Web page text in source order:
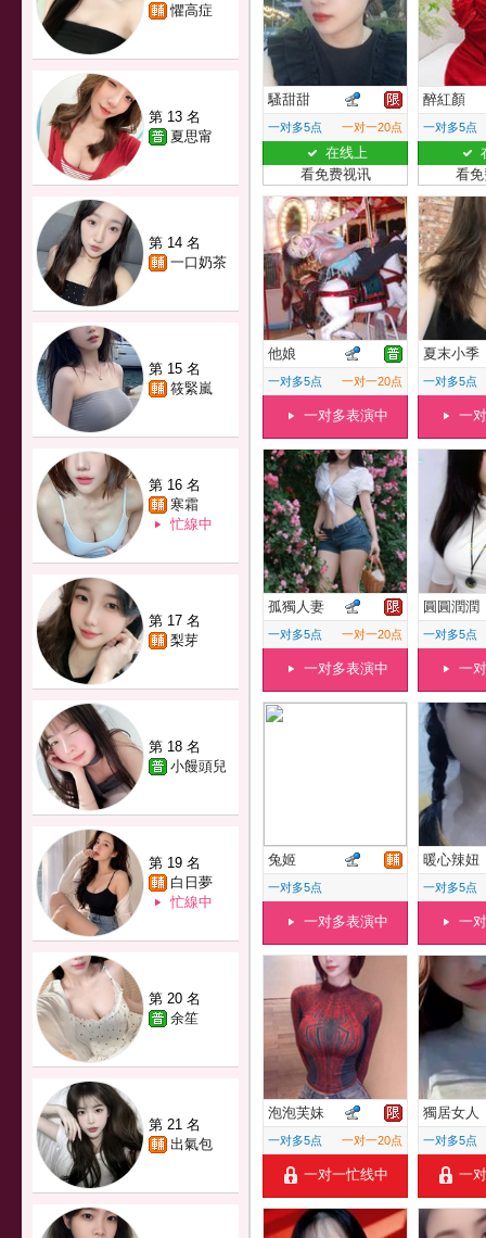
懼高症
第 13 名
夏思甯
第 14 名
一口奶茶
第 15 名
筱緊嵐
第 16 名
寒霜
忙線中
第 17 名
梨芽
第 18 名
小饅頭兒
第 19 名
白日夢
忙線中
第 20 名
余笙
第 21 名
出氣包
騷甜甜
一对多5点 一对一20点
在线上
看免费视讯
醉紅顏
一对多5点
看
他娘
一对多5点 一对一20点
一对多表演中
夏末小季
一对多5点
一
孤獨人妻
一对多5点 一对一20点
一对多表演中
圓圓潤潤
一对多5点
一
兔姬
一对多5点
一对多表演中
暖心辣妞
一对多5点
一
泡泡芙妹
一对多5点 一对一20点
一对一忙线中
獨居女人
一对多5点
一